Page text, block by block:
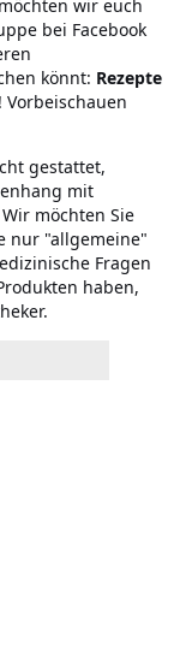
wir euch
bei Facebook
könnt: Rezepte
! Vorbeischauen
gestattet,
mit
möchten Sie
nur "allgemeine"
Fragen
haben,